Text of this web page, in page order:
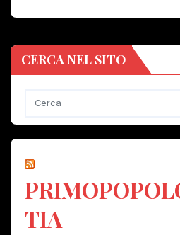
CERCA NEL SITO
TIA